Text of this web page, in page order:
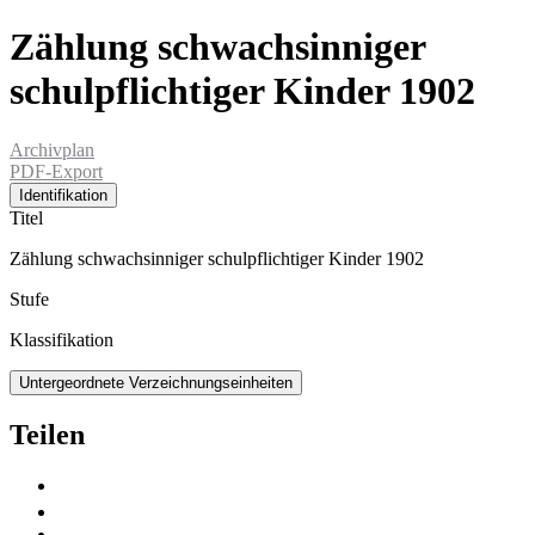
Zählung schwachsinniger
schulpflichtiger Kinder 1902
Archivplan
PDF-Export
Identifikation
Titel
Zählung schwachsinniger schulpflichtiger Kinder 1902
Stufe
Klassifikation
Untergeordnete Verzeichnungseinheiten
Teilen